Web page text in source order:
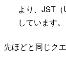
より、JST
しています。
先ほどと同じク